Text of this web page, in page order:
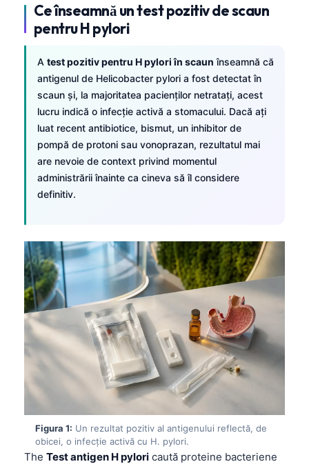
Ce înseamnă un test pozitiv de scaun
pentru H pylori
A test pozitiv pentru H pylori în scaun înseamnă că
antigenul de Helicobacter pylori a fost detectat în
scaun și, la majoritatea pacienților netratați, acest
lucru indică o infecție activă a stomacului. Dacă ați
luat recent antibiotice, bismut, un inhibitor de
pompă de protoni sau vonoprazan, rezultatul mai
are nevoie de context privind momentul
administrării înainte ca cineva să îl considere
definitiv.
Figura 1: Un rezultat pozitiv al antigenului reflectă, de
obicei, o infecție activă cu H. pylori.
The Test antigen H pylori caută proteine bacteriene